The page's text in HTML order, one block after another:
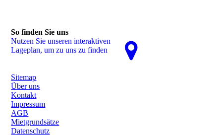
So finden Sie uns
Nutzen Sie unseren interaktiven
La­ge­plan, um zu uns zu finden
Sitemap
Über uns
Kontakt
Impressum
AGB
Mietgrundsätze
Datenschutz